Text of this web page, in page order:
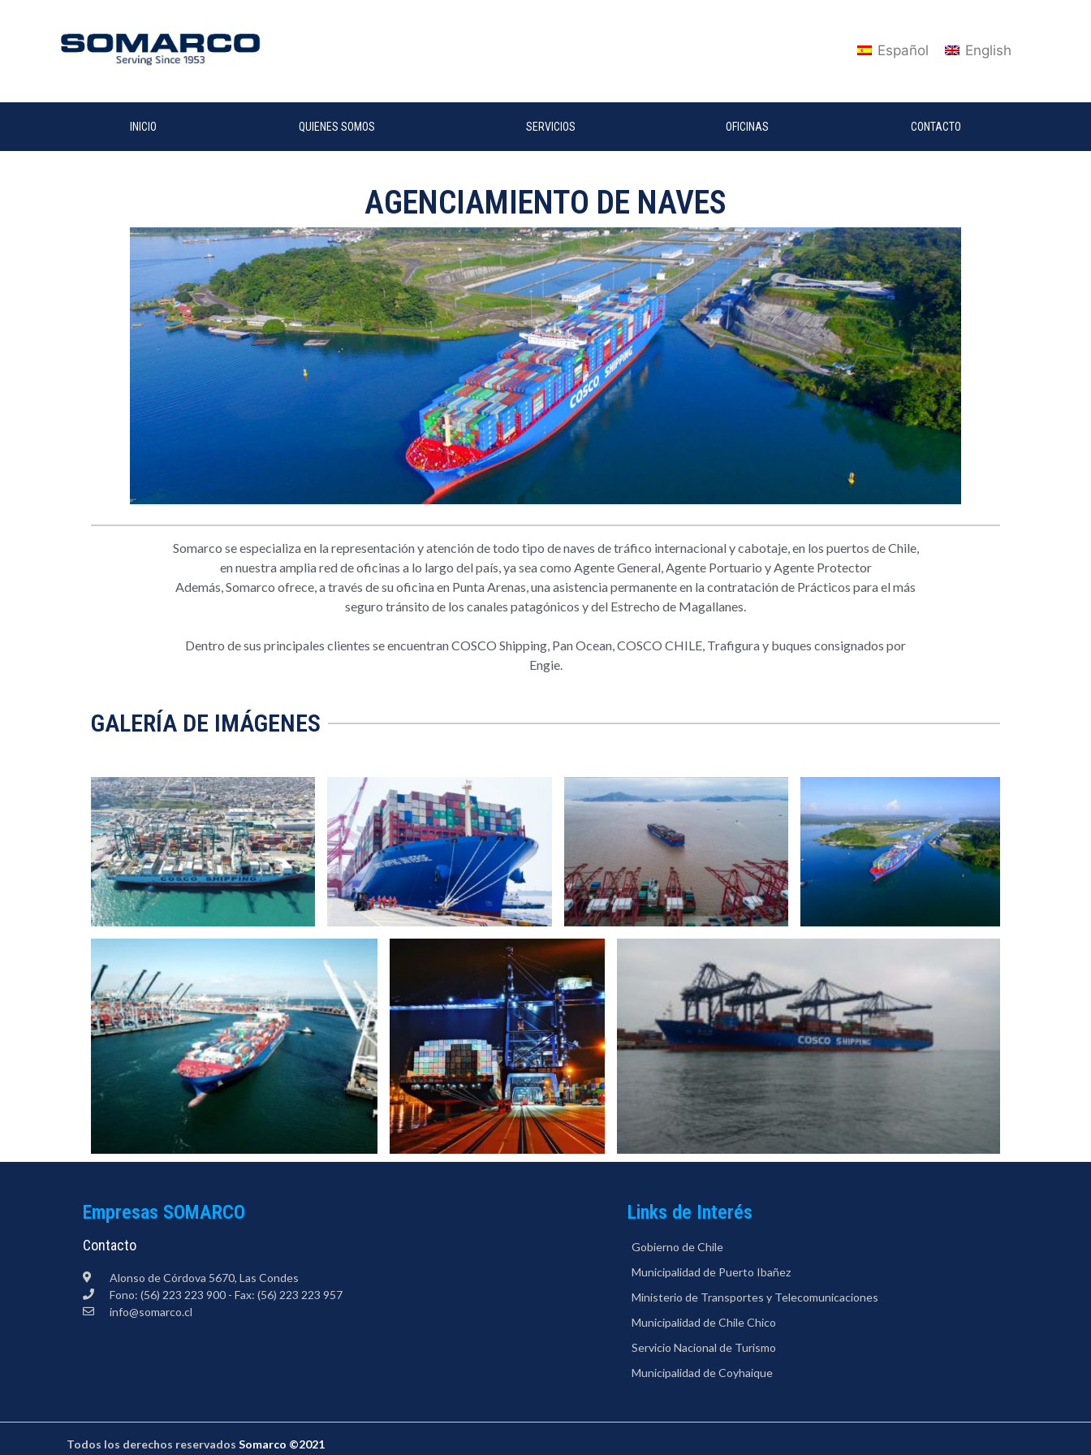
Español English
INICIO QUIENES SOMOS SERVICIOS OFICINAS CONTACTO
AGENCIAMIENTO DE NAVES
Somarco se especializa en la representación y atención de todo tipo de naves de tráfico internacional y cabotaje, en los puertos de Chile,
en nuestra amplia red de oficinas a lo largo del país, ya sea como Agente General, Agente Portuario y Agente Protector
Además, Somarco ofrece, a través de su oficina en Punta Arenas, una asistencia permanente en la contratación de Prácticos para el más
seguro tránsito de los canales patagónicos y del Estrecho de Magallanes.
Dentro de sus principales clientes se encuentran COSCO Shipping, Pan Ocean, COSCO CHILE, Trafigura y buques consignados por
Engie.
GALERÍA DE IMÁGENES
Empresas SOMARCO
Contacto
Alonso de Córdova 5670, Las Condes
Fono: (56) 223 223 900 - Fax: (56) 223 223 957
info@somarco.cl
Links de Interés
Gobierno de Chile
Municipalidad de Puerto Ibañez
Ministerio de Transportes y Telecomunicaciones
Municipalidad de Chile Chico
Servicio Nacional de Turismo
Municipalidad de Coyhaique
Todos los derechos reservados Somarco ©2021